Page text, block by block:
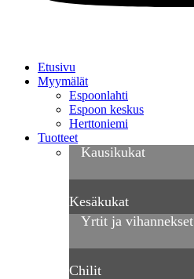
Etusivu
Myymälät
Espoonlahti
Espoon keskus
Herttoniemi
Tuotteet
Kausikukat
Kesäkukat
Yrtit ja vihannekset
Chilit